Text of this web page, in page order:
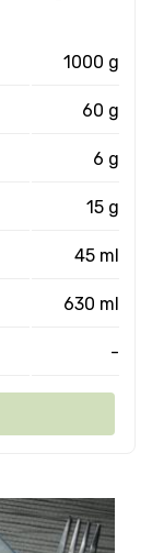
1000 g
60 g
6 g
15 g
45 ml
630 ml
-